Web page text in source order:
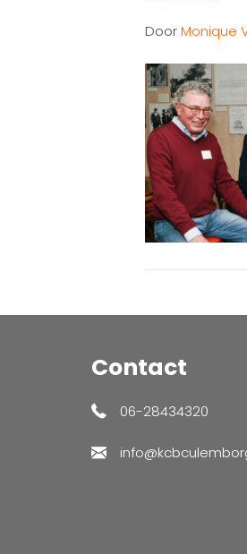
DoorMonique
Contact
06-28434320